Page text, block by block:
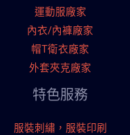
運動服廠家
內衣/內褲廠家
帽T衛衣廠家
外套夾克廠家
特色服務
服裝刺繡，服裝印刷